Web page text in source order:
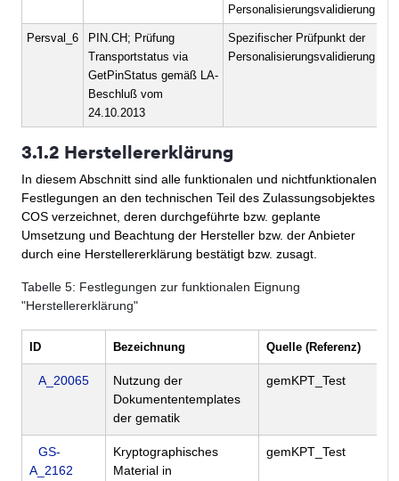
Personalisierungsvalidierung
Persval_6
PIN.CH; Prüfung
Transportstatus via
GetPinStatus gemäß LA-
Beschluß vom
24.10.2013
Spezifischer Prüfpunkt der
Personalisierungsvalidierung
3.1.2 Herstellererklärung
In diesem Abschnitt sind alle funktionalen und nichtfunktionalen
Festlegungen an den technischen Teil des Zulassungsobjektes
COS verzeichnet, deren durchgeführte bzw. geplante
Umsetzung und Beachtung der Hersteller bzw. der Anbieter
durch eine Herstellererklärung bestätigt bzw. zusagt.
Tabelle 5: Festlegungen zur funktionalen Eignung
"Herstellererklärung"
ID Bezeichnung Quelle (Referenz)
A_20065
Nutzung der
Dokumententemplates
der gematik
gemKPT_Test
GS-
A_2162
Kryptographisches
Material in
gemKPT_Test